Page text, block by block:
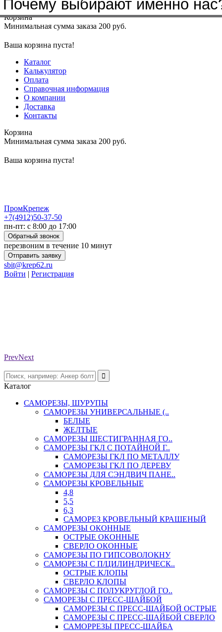
Меню+7(4912)50-37-50sbit@krep62.ru
Корзина
Минимальная сумма заказа 200 руб.
Ваша корзина пуста!
Каталог
Калькулятор
Оплата
Справочная информация
О компании
Доставка
Контакты
Корзина
Минимальная сумма заказа 200 руб.
Ваша корзина пуста!
ПромКрепеж
+7(4912)50-37-50
пн-пт: с 8:00 до 17:00
Обратный звонок
перезвоним в течение 10 минут
Отправить заявку
sbit@krep62.ru
Войти | Регистрация
PrevNext
Каталог
САМОРЕЗЫ, ШУРУПЫ
САМОРЕЗЫ УНИВЕРСАЛЬНЫЕ (..
БЕЛЫЕ
ЖЕЛТЫЕ
САМОРЕЗЫ ШЕСТИГРАННАЯ ГО..
САМОРЕЗЫ ГКЛ С ПОТАЙНОЙ Г..
САМОРЕЗЫ ГКЛ ПО МЕТАЛЛУ
САМОРЕЗЫ ГКЛ ПО ДЕРЕВУ
САМОРЕЗЫ ДЛЯ СЭНДВИЧ ПАНЕ..
САМОРЕЗЫ КРОВЕЛЬНЫЕ
4,8
5,5
6,3
САМОРЕЗ КРОВЕЛЬНЫЙ КРАШЕНЫЙ
САМОРЕЗЫ ОКОННЫЕ
ОСТРЫЕ ОКОННЫЕ
СВЕРЛО ОКОННЫЕ
САМОРЕЗЫ ПО ГИПСОВОЛОКНУ
САМОРЕЗЫ С П/ЦИЛИНДРИЧЕСК..
ОСТРЫЕ КЛОПЫ
СВЕРЛО КЛОПЫ
САМОРЕЗЫ С ПОЛУКРУГЛОЙ ГО..
САМОРЕЗЫ С ПРЕСС-ШАЙБОЙ
САМОРЕЗЫ С ПРЕСС-ШАЙБОЙ ОСТРЫЕ
САМОРЕЗЫ С ПРЕСС-ШАЙБОЙ СВЕРЛО
САМОРРЕЗЫ ПРЕСС-ШАЙБА
Почему выбирают именно